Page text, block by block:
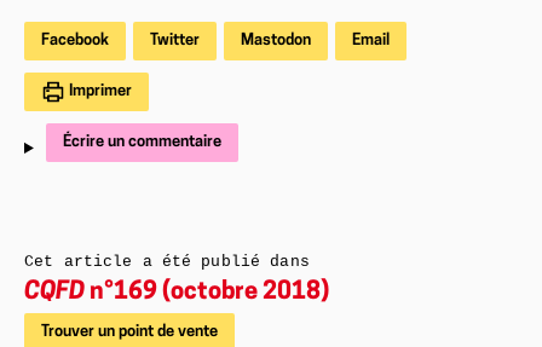
Facebook Twitter Mastodon Email
Imprimer
Écrire un commentaire
Cet article a été publié dans
CQFD n°169 (octobre 2018)
Trouver un point de vente